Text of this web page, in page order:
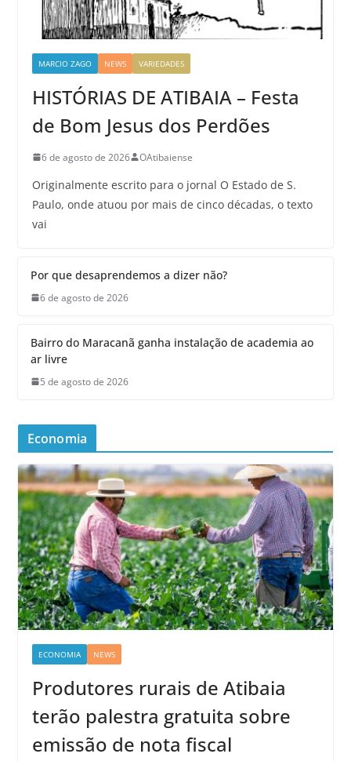
MARCIO ZAGO NEWS VARIEDADES
HISTÓRIAS DE ATIBAIA – Festa
de Bom Jesus dos Perdões
6 de agosto de 2026 OAtibaiense
Originalmente escrito para o jornal O Estado de S.
Paulo, onde atuou por mais de cinco décadas, o texto
vai
Por que desaprendemos a dizer não?
6 de agosto de 2026
Bairro do Maracanã ganha instalação de academia ao
ar livre
5 de agosto de 2026
Economia
ECONOMIA NEWS
Produtores rurais de Atibaia
terão palestra gratuita sobre
emissão de nota fiscal